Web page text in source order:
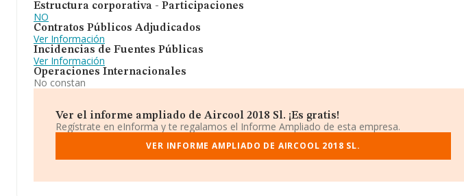
Estructura corporativa - Participaciones
NO
Contratos Públicos Adjudicados
Ver Información
Incidencias de Fuentes Públicas
Ver Información
Operaciones Internacionales
No constan
Ver el informe ampliado de Aircool 2018 Sl. ¡Es gratis!
Regístrate en eInforma y te regalamos el Informe Ampliado de esta empresa.
VER INFORME AMPLIADO DE AIRCOOL 2018 SL.